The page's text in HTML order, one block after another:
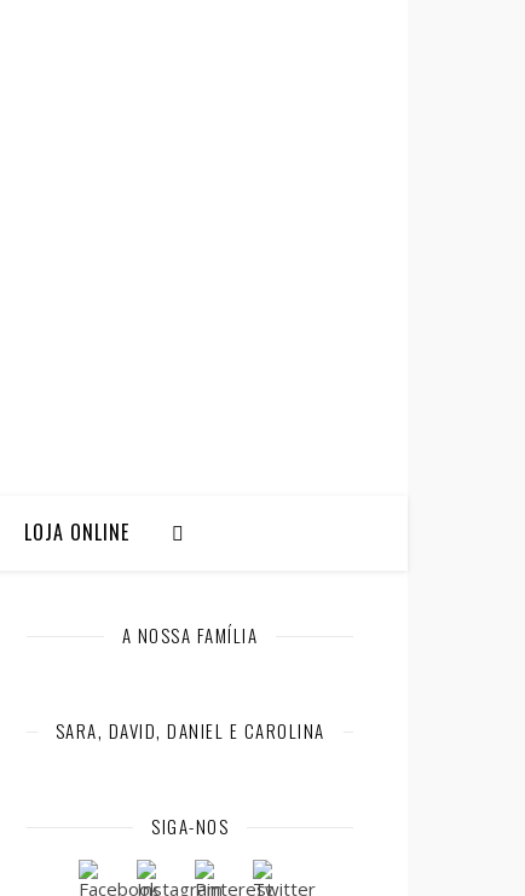
LOJA ONLINE
A NOSSA FAMÍLIA
SARA, DAVID, DANIEL E CAROLINA
SIGA-NOS